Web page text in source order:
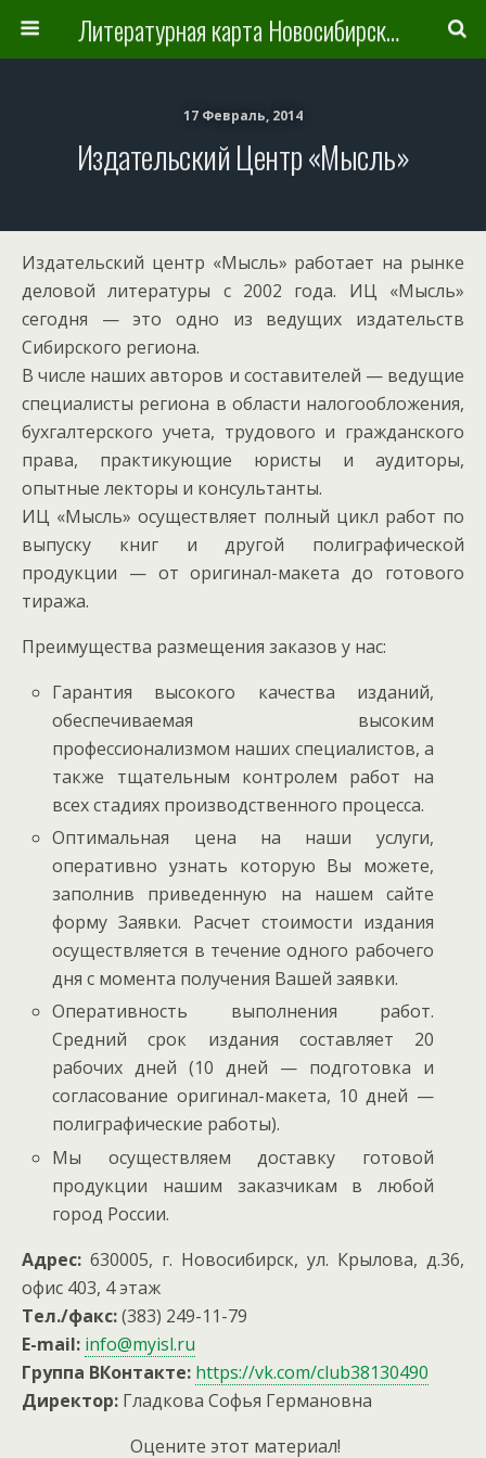
Литературная карта Новосибирска и Новосибирской области
17 Февраль, 2014
Издательский Центр «Мысль»
Издательский центр «Мысль» работает на рынке
деловой литературы с 2002 года. ИЦ «Мысль»
сегодня — это одно из ведущих издательств
Сибирского региона.
В числе наших авторов и составителей — ведущие
специалисты региона в области налогообложения,
бухгалтерского учета, трудового и гражданского
права, практикующие юристы и аудиторы,
опытные лекторы и консультанты.
ИЦ «Мысль» осуществляет полный цикл работ по
выпуску книг и другой полиграфической
продукции — от оригинал-макета до готового
тиража.
Преимущества размещения заказов у нас:
Гарантия высокого качества изданий,
обеспечиваемая высоким
профессионализмом наших специалистов, а
также тщательным контролем работ на
всех стадиях производственного процесса.
Оптимальная цена на наши услуги,
оперативно узнать которую Вы можете,
заполнив приведенную на нашем сайте
форму Заявки. Расчет стоимости издания
осуществляется в течение одного рабочего
дня с момента получения Вашей заявки.
Оперативность выполнения работ.
Средний срок издания составляет 20
рабочих дней (10 дней — подготовка и
согласование оригинал-макета, 10 дней —
полиграфические работы).
Мы осуществляем доставку готовой
продукции нашим заказчикам в любой
город России.
Адрес: 630005, г. Новосибирск, ул. Крылова, д.36,
офис 403, 4 этаж
Тел./факс:(383) 249-11-79
E-mail: info@myisl.ru
Группа ВКонтакте: https://vk.com/club38130490
Директор: Гладкова Софья Германовна
Оцените этот материал!